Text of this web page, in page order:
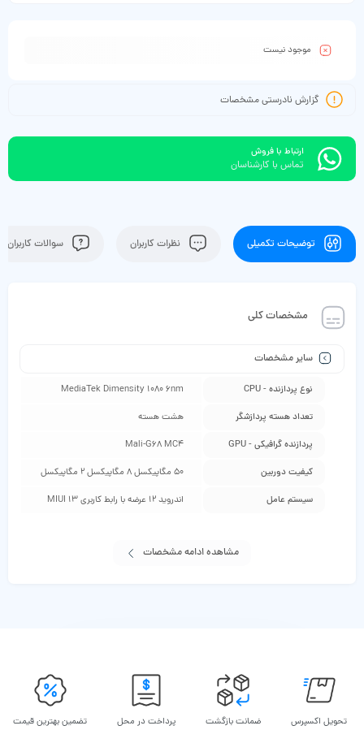
موجود نیست
گزارش نادرستی مشخصات
ارتباط با فروش
تماس با کارشناسان
توضیحات تکمیلی نظرات کاربران سوالات کاربران
مشخصات کلی
سایر مشخصات
نوع پردازنده - CPU MediaTek Dimensity 1080 6nm
تعداد هسته پردازشگر هشت هسته
پردازنده گرافیکی - GPU Mali-G68 MC4
کیفیت دوربین 50 مگاپیکسل 8 مگاپیکسل 2 مگاپیکسل
سیستم عامل اندروید 12 عرضه با رابط کاربری MIUI 13
مشاهده ادامه مشخصات
تحویل اکسپرس ضمانت بازگشت پرداخت در محل تضمین بهترین قیمت